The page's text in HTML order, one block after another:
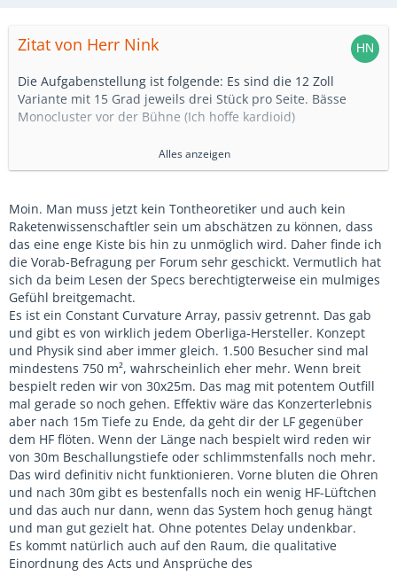
Zitat von Herr Nink
Die Aufgabenstellung ist folgende: Es sind die 12 Zoll
Variante mit 15 Grad jeweils drei Stück pro Seite. Bässe
Monocluster vor der Bühne (Ich hoffe kardioid)
Nearfills hatte ich vergessen. Da kommt auch irgendwas von
Martin zum Einsatz.
1.500 Nasen sind in etwa zu bespaßen. Mit einer Silent-
Stage Punkrock Combo.
Wird das was?
Alles anzeigen
Moin. Man muss jetzt kein Tontheoretiker und auch kein
Raketenwissenschaftler sein um abschätzen zu können, dass
das eine enge Kiste bis hin zu unmöglich wird. Daher finde ich
die Vorab-Befragung per Forum sehr geschickt. Vermutlich hat
sich da beim Lesen der Specs berechtigterweise ein mulmiges
Gefühl breitgemacht.
Es ist ein Constant Curvature Array, passiv getrennt. Das gab
und gibt es von wirklich jedem Oberliga-Hersteller. Konzept
und Physik sind aber immer gleich. 1.500 Besucher sind mal
mindestens 750 m², wahrscheinlich eher mehr. Wenn breit
bespielt reden wir von 30x25m. Das mag mit potentem Outfill
mal gerade so noch gehen. Effektiv wäre das Konzerterlebnis
aber nach 15m Tiefe zu Ende, da geht dir der LF gegenüber
dem HF flöten. Wenn der Länge nach bespielt wird reden wir
von 30m Beschallungstiefe oder schlimmstenfalls noch mehr.
Das wird definitiv nicht funktionieren. Vorne bluten die Ohren
und nach 30m gibt es bestenfalls noch ein wenig HF-Lüftchen
und das auch nur dann, wenn das System hoch genug hängt
und man gut gezielt hat. Ohne potentes Delay undenkbar.
Es kommt natürlich auch auf den Raum, die qualitative
Einordnung des Acts und Ansprüche des